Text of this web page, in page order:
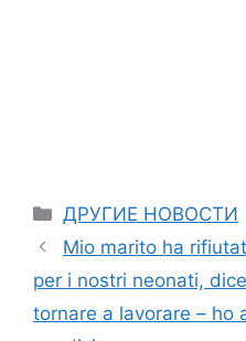
Categories
ДРУГИЕ НОВОСТИ
Mio marito ha
per i nostri neonati,
tornare a lavorare – ho